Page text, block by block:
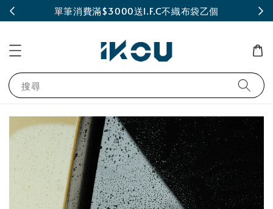
單筆消費滿$3000送I.F.C不織布袋乙個
搜尋